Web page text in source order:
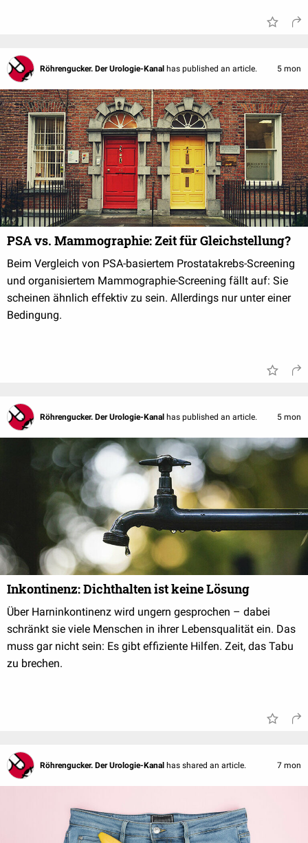
Röhrengucker. Der Urologie-Kanal has published an article. 5 mon
PSA vs. Mammographie: Zeit für Gleichstellung?
Beim Vergleich von PSA-basiertem Prostatakrebs-Screening
und organisiertem Mammographie-Screening fällt auf: Sie
scheinen ähnlich effektiv zu sein. Allerdings nur unter einer
Bedingung.
Röhrengucker. Der Urologie-Kanal has published an article. 5 mon
Inkontinenz: Dichthalten ist keine Lösung
Über Harninkontinenz wird ungern gesprochen – dabei
schränkt sie viele Menschen in ihrer Lebensqualität ein. Das
muss gar nicht sein: Es gibt effiziente Hilfen. Zeit, das Tabu
zu brechen.
Röhrengucker. Der Urologie-Kanal has shared an article. 7 mon